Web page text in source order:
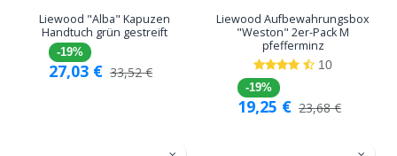
Liewood "Alba" Kapuzen
Handtuch grün gestreift
-19%
27,03 € 33,52€
Liewood Aufbewahrungsbox
"Weston" 2er-Pack M
pfefferminz
10
-19%
19,25 € 23,68€